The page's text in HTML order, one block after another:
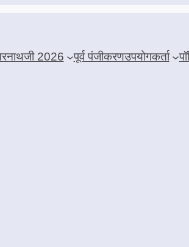
2026 पूर्व पंजीकरणउपयोगकर्ता